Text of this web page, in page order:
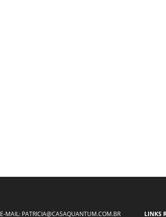
E-MAIL: PATRICIA@CASAQUANTUM.COM.BR LINKS